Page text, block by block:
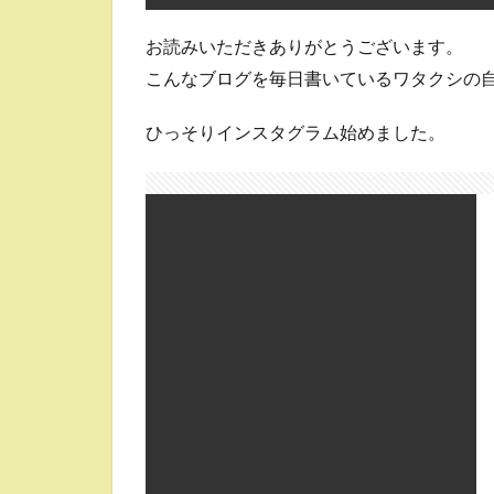
お読みいただきありがとうございます。
こんなブログを毎日書いているワタクシの
ひっそりインスタグラム始めました。